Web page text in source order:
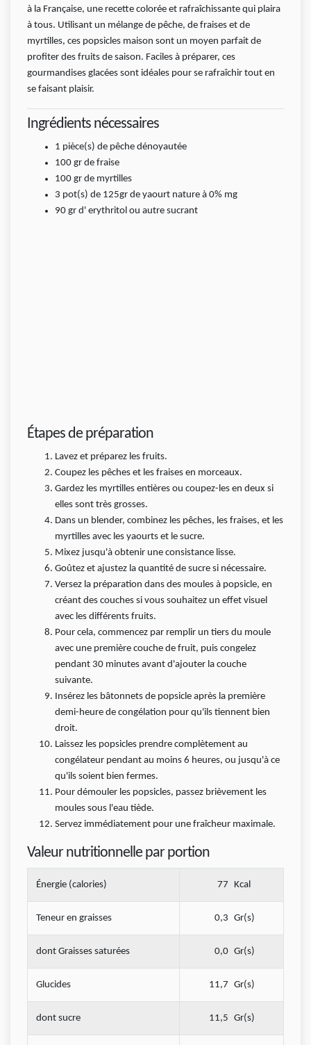
à la Française, une recette colorée et rafraîchissante qui plaira
à tous. Utilisant un mélange de pêche, de fraises et de
myrtilles, ces popsicles maison sont un moyen parfait de
profiter des fruits de saison. Faciles à préparer, ces
gourmandises glacées sont idéales pour se rafraîchir tout en
se faisant plaisir.
Ingrédients nécessaires
1 pièce(s) de pêche dénoyautée
100 gr de fraise
100 gr de myrtilles
3 pot(s) de 125gr de yaourt nature à 0% mg
90 gr d' erythritol ou autre sucrant
Étapes de préparation
Lavez et préparez les fruits.
Coupez les pêches et les fraises en morceaux.
Gardez les myrtilles entières ou coupez-les en deux si
elles sont très grosses.
Dans un blender, combinez les pêches, les fraises, et les
myrtilles avec les yaourts et le sucre.
Mixez jusqu'à obtenir une consistance lisse.
Goûtez et ajustez la quantité de sucre si nécessaire.
Versez la préparation dans des moules à popsicle, en
créant des couches si vous souhaitez un effet visuel
avec les différents fruits.
Pour cela, commencez par remplir un tiers du moule
avec une première couche de fruit, puis congelez
pendant 30 minutes avant d'ajouter la couche
suivante.
Insérez les bâtonnets de popsicle après la première
demi-heure de congélation pour qu'ils tiennent bien
droit.
Laissez les popsicles prendre complètement au
congélateur pendant au moins 6 heures, ou jusqu'à ce
qu'ils soient bien fermes.
Pour démouler les popsicles, passez brièvement les
moules sous l'eau tiède.
Servez immédiatement pour une fraîcheur maximale.
Valeur nutritionnelle par portion
Énergie (calories) 77 Kcal
Teneur en graisses 0,3 Gr(s)
dont Graisses saturées 0,0 Gr(s)
Glucides 11,7 Gr(s)
dont sucre 11,5 Gr(s)